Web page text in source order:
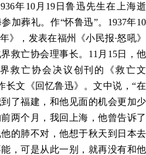
年10月19日鲁迅先生在上海逝
加葬礼。作“怀鲁迅”。1937年10
》，发表在福州《小民报·怒吼》
救亡协会理事长。11月15日，他
救亡协会决议创刊的《救亡文
长文《回忆鲁迅》。文中说，“在
了福建，和他见面的机会更加少
两个月，我回上海，他曾告诉了
的肺不对，他想于秋天到日本去
，可是从此一别，就再没有和他